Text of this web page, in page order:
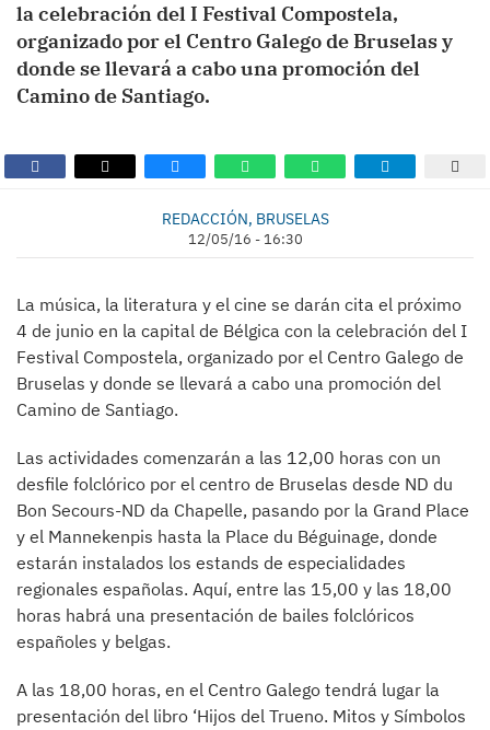
la celebración del I Festival Compostela,
organizado por el Centro Galego de Bruselas y
donde se llevará a cabo una promoción del
Camino de Santiago.
REDACCIÓN, BRUSELAS
12/05/16 - 16:30
La música, la literatura y el cine se darán cita el próximo
4 de junio en la capital de Bélgica con la celebración del I
Festival Compostela, organizado por el Centro Galego de
Bruselas y donde se llevará a cabo una promoción del
Camino de Santiago.
Las actividades comenzarán a las 12,00 horas con un
desfile folclórico por el centro de Bruselas desde ND du
Bon Secours-ND da Chapelle, pasando por la Grand Place
y el Mannekenpis hasta la Place du Béguinage, donde
estarán instalados los estands de especialidades
regionales españolas. Aquí, entre las 15,00 y las 18,00
horas habrá una presentación de bailes folclóricos
españoles y belgas.
A las 18,00 horas, en el Centro Galego tendrá lugar la
presentación del libro ‘Hijos del Trueno. Mitos y Símbolos